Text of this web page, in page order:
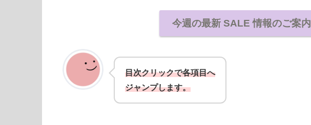
今週の最新 SALE 情報のご案内
目次クリックで各項目へ
ジャンプします。